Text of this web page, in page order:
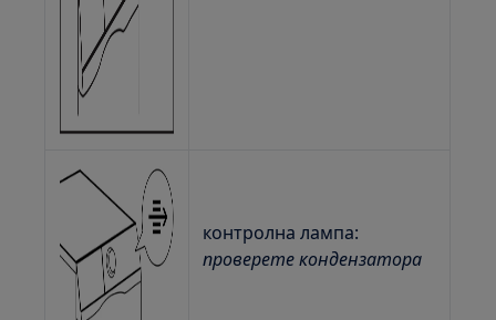
контролна лампа:
проверете кондензатора